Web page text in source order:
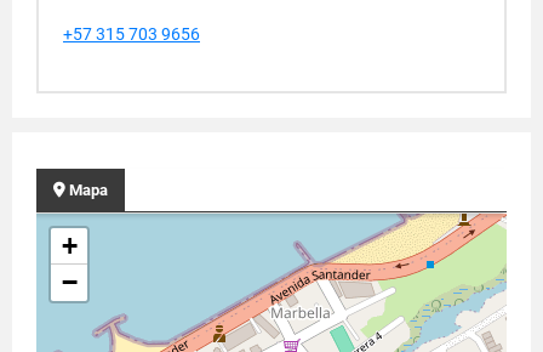
+57 315 703 9656
Mapa
+
−